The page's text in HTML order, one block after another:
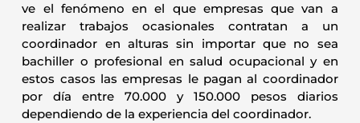
ve el fenómeno en el que empresas que van a
realizar trabajos ocasionales contratan a un
coordinador en alturas sin importar que no sea
bachiller o profesional en salud ocupacional y en
estos casos las empresas le pagan al coordinador
por día entre 70.000 y 150.000 pesos diarios
dependiendo de la experiencia del coordinador.